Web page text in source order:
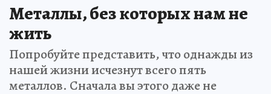
Металлы, без которых нам не
жить
Попробуйте представить, что однажды из
нашей жизни исчезнут всего пять
металлов. Сначала вы этого даже не